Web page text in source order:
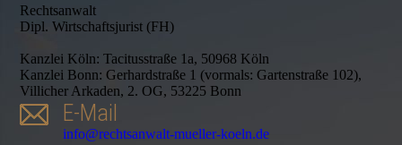
Rechtsanwalt
Dipl. Wirtschaftsjurist (FH)
Kanzlei Köln: Tacitusstraße 1a, 50968 Köln
Kanzlei Bonn: Gerhardstraße 1 (vormals: Gartenstraße 102),
Villicher Arkaden, 2. OG, 53225 Bonn
E-Mail
info@rechtsanwalt-mueller-koeln.de